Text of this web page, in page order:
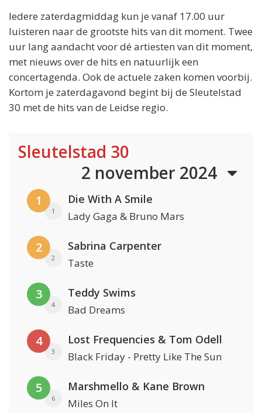
Iedere zaterdagmiddag kun je vanaf 17.00 uur
luisteren naar de grootste hits van dit moment. Twee
uur lang aandacht voor dé artiesten van dit moment,
met nieuws over de hits en natuurlijk een
concertagenda. Ook de actuele zaken komen voorbij.
Kortom je zaterdagavond begint bij de Sleutelstad
30 met de hits van de Leidse regio.
Sleutelstad 30
2 november 2024
1
1
Die With A Smile
Lady Gaga & Bruno Mars
2
2
Sabrina Carpenter
Taste
3
4
Teddy Swims
Bad Dreams
4
3
Lost Frequencies & Tom Odell
Black Friday - Pretty Like The Sun
5
6
Marshmello & Kane Brown
Miles On It